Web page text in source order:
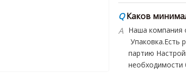
Упаковка.Есть
партию
необходимости
Какой стиль
Наши Завод